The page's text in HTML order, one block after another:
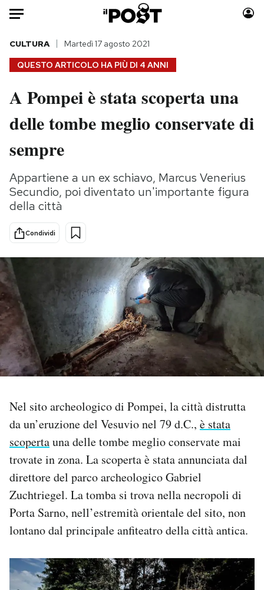
Auto
HOME
Italia
Politica
Tecnologia
Scienza
Cultura
Sport
Moda
Consumismi
Media
Europa
PODCAST
NEWSLETTER
I MIEI PREFERITI
SHOP
CALENDARIO
AREA PERSONALE
Area Personale
Notifiche mobile
Hai bisogno di aiuto?
Esci
QUESTO ARTICOLO HA PIÙ DI 4 ANNI
CULTURA Martedì 17 agosto 2021
A Pompei è stata scoperta una
delle tombe meglio conservate di
sempre
Appartiene a un ex schiavo, Marcus Venerius
Secundio, poi diventato un'importante figura
della città
Condividi
Nel sito archeologico di Pompei, la città distrutta
da un’eruzione del Vesuvio nel 79 d.C., è stata
scopertauna delle tombe meglio conservate mai
trovate in zona. La scoperta è stata annunciata dal
direttore del parco archeologico Gabriel
Zuchtriegel. La tomba si trova nella necropoli di
Porta Sarno, nell’estremità orientale del sito, non
lontano dal principale anfiteatro della città antica.